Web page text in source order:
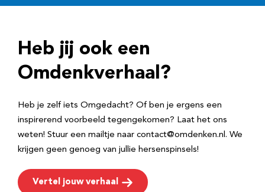
r
e
Heb jij ook een
Omdenkverhaal?
Heb je zelf iets Omgedacht? Of ben je ergens een
inspirerend voorbeeld tegengekomen? Laat het ons
weten! Stuur een mailtje naar contact@omdenken.nl. We
krijgen geen genoeg van jullie hersenspinsels!
Vertel jouw verhaal